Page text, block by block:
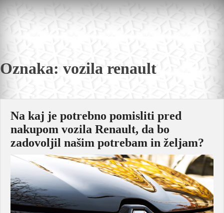
content
Oznaka: vozila renault
Na kaj je potrebno pomisliti pred
nakupom vozila Renault, da bo
zadovoljil našim potrebam in željam?